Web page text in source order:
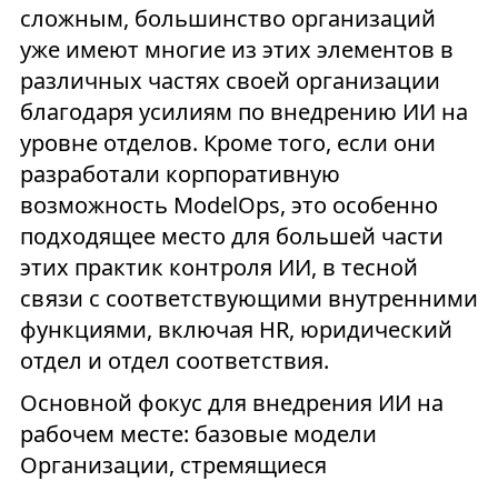
сложным, большинство организаций
уже имеют многие из этих элементов в
различных частях своей организации
благодаря усилиям по внедрению ИИ на
уровне отделов. Кроме того, если они
разработали корпоративную
возможность ModelOps, это особенно
подходящее место для большей части
этих практик контроля ИИ, в тесной
связи с соответствующими внутренними
функциями, включая HR, юридический
отдел и отдел соответствия.
Основной фокус для внедрения ИИ на
рабочем месте: базовые модели
Организации, стремящиеся